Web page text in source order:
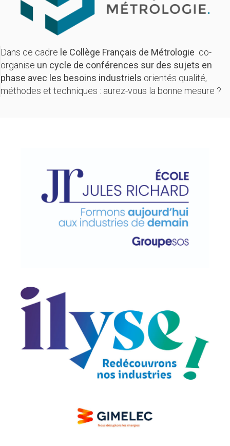
Dans ce cadre le Collège Français de Métrologie co-
organise un cycle de conférences sur des sujets en
phase avec les besoins industriels orientés qualité,
méthodes et techniques : aurez-vous la bonne mesure ?